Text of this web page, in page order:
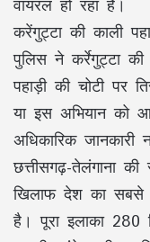
करेंगुट्टा की काली
पुलिस ने कर्रेगुट्टा
पहाड़ी की चोटी पर
या इस अभियान को
अधिकारिक जानकारी
छत्तीसगढ़-तेलंगाना
खिलाफ देश का सबसे
है। पूरा इलाका 280